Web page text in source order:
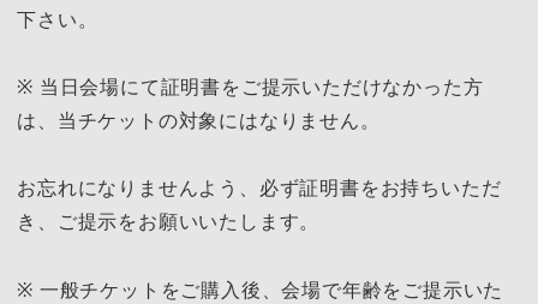
下さい。
※ 当日会場にて証明書をご提示いただけなかった方
は、当チケットの対象にはなりません。
お忘れになりませんよう、必ず証明書をお持ちいただ
き、ご提示をお願いいたします。
※ 一般チケットをご購入後、会場で年齢をご提示いた